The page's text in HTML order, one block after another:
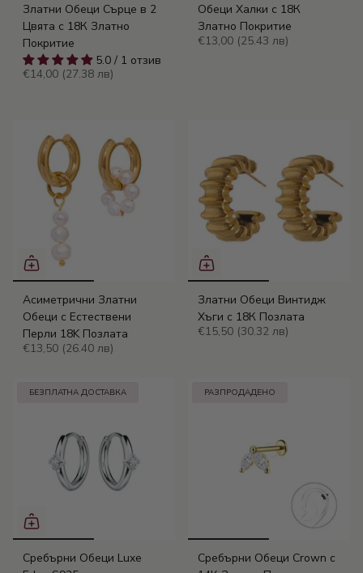
Златни Обеци Сърце в 2
Цвята с 18К Златно
Покритие
5.0 / 1 отзив
€14,00 (27.38 лв)
Обеци Халки с 18К
Златно Покритие
€13,00 (25.43 лв)
Асиметрични Златни
Обеци с Естествени
Перли 18K Позлата
€13,50 (26.40 лв)
Златни Обеци Винтидж
Хъги с 18К Позлата
€15,50 (30.32 лв)
БЕЗПЛАТНА ДОСТАВКА
Сребърни Обеци Luxe
РАЗПРОДАДЕНО
Сребърни Обеци Crown с